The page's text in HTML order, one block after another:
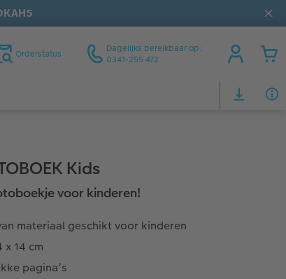
Orderstatus
Dagelijks bereikbaar op:
0341-255 472
Kids
voor kinderen!
materiaal geschikt voor kinderen
x 14 cm
pagina’s